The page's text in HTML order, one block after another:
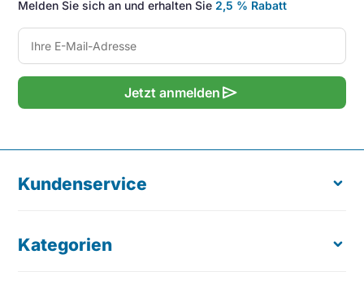
Melden Sie sich an und erhalten Sie 2,5 % Rabatt
Jetzt anmelden send
Kundenservice
Über uns
Kategorien